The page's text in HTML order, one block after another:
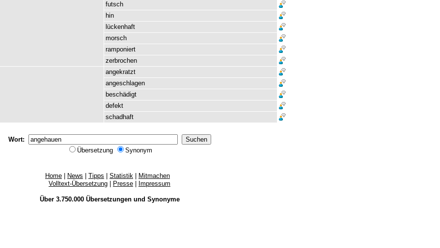
futsch
hin
lückenhaft
morsch
ramponiert
zerbrochen
angekratzt
angeschlagen
beschädigt
defekt
schadhaft
Wort:
Übersetzung
Synonym
Home News Tipps Statistik
Mitmachen
Volltext-Übersetzung
Presse Impressum
Über 3.750.000 Übersetzungenund Synonyme